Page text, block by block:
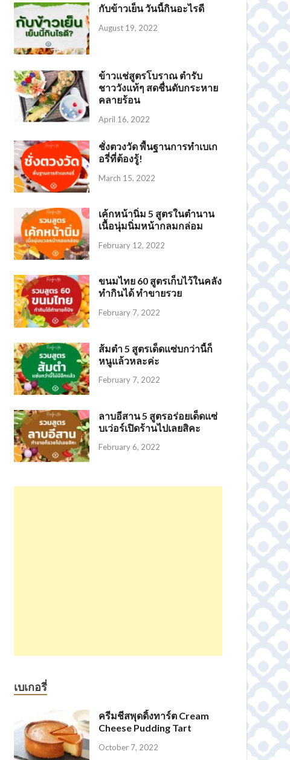
Sukkaii ชาเขียวมัทฉะ พรีเมี่ยม ออร์แกนิก 100% Dida ผงชาเขียวมัทฉะ แท้ 100% เกรดพรีเมี่ยม BAT™ MATCHA MCT Oil ชาเขียว แบท มัทฉะ น้ำตาล 0% แคลต่ำ ผงชาเขียวมัทฉะ แท้ 100%
กับข้าวเย็น วันนี้กินอะไรดี
August 19, 2022
ข้าวแช่สูตรโบราณ ตำรับ
ชาววังแท้ๆ สดชื่นดับกระหาย
คลายร้อน
April 16, 2022
ชั่งตวงวัด พื้นฐานการทำเบเก
อรี่ที่ต้องรู้!
March 15, 2022
เค้กหน้านิ่ม 5 สูตรในตำนาน
เนื้อนุ่มนิ่มหน้ากลมกล่อม
February 12, 2022
ขนมไทย 60 สูตรเก็บไว้ในคลัง
ทำกินได้ ทำขายรวย
February 7, 2022
ส้มตำ 5 สูตรเด็ดแซ่บกว่านี้ก็
หนูแล้วหละค่ะ
February 7, 2022
ลาบอีสาน 5 สูตรอร่อยเด็ดแซ่
บเว่อร์เปิดร้านไปเลยสิคะ
February 6, 2022
เบเกอรี่
ครีมชีสพุดดิ้งทาร์ต Cream
Cheese Pudding Tart
October 7, 2022